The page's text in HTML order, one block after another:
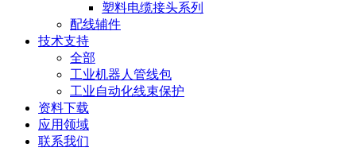
塑料电缆接头系列
配线辅件
技术支持
全部
工业机器人管线包
工业自动化线束保护
资料下载
应用领域
联系我们